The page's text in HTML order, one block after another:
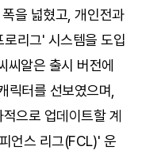
을 넓혔고, 개인전과
리그' 시스템을 도입
씨알은 출시 버전에
터를 선보였으며,
으로 업데이트할 계
언스 리그(FCL)' 운